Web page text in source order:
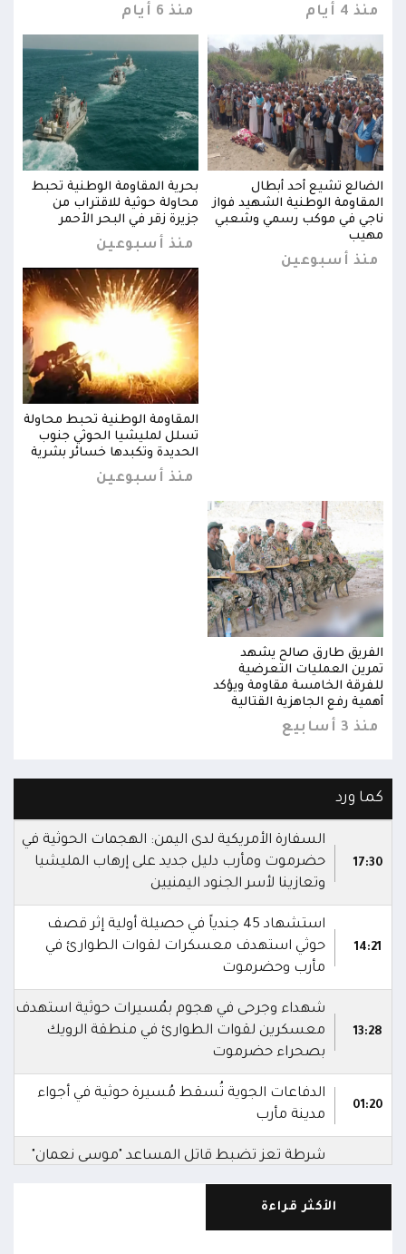
منذ 4 أيام منذ 6 أيام
الضالع تشيع أحد أبطال
المقاومة الوطنية الشهيد فواز
ناجي في موكب رسمي وشعبي
مهيب
منذ أسبوعين
بحرية المقاومة الوطنية تحبط
محاولة حوثية للاقتراب من
جزيرة زقر في البحر الأحمر
منذ أسبوعين
المقاومة الوطنية تحبط محاولة
تسلل لمليشيا الحوثي جنوب
الحديدة وتكبدها خسائر بشرية
منذ أسبوعين
الفريق طارق صالح يشهد
تمرين العمليات التعرضية
للفرقة الخامسة مقاومة ويؤكد
أهمية رفع الجاهزية القتالية
منذ 3 أسابيع
كما ورد
17:30
السفارة الأمريكية لدى اليمن: الهجمات الحوثية في
حضرموت ومأرب دليل جديد على إرهاب المليشيا
وتعازينا لأسر الجنود اليمنيين
14:21
استشهاد 45 جندياً في حصيلة أولية إثر قصف
حوثي استهدف معسكرات لقوات الطوارئ في
مأرب وحضرموت
13:28
شهداء وجرحى في هجوم بمُسيرات حوثية استهدف
معسكرين لقوات الطوارئ في منطقة الرويك
بصحراء حضرموت
01:20
الدفاعات الجوية تُسقط مُسيرة حوثية في أجواء
مدينة مأرب
شرطة تعز تضبط قاتل المساعد "موسى نعمان"
الجريمة.. وتؤكد استكمال الإجراءات لإحالته إلى
الأكثر قراءة